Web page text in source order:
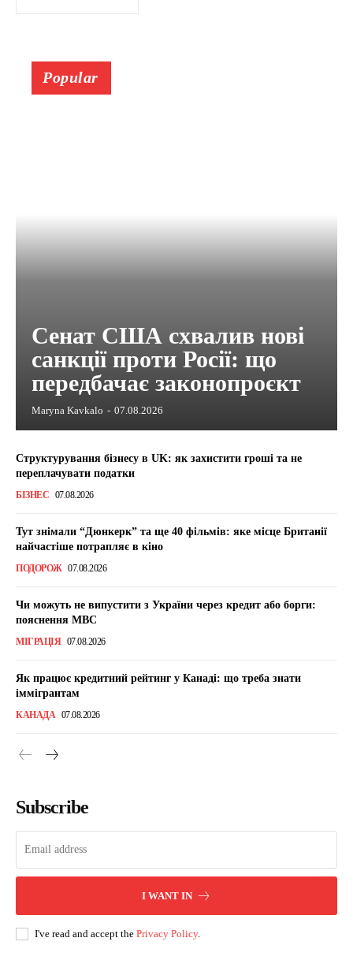
Popular
Сенат США схвалив нові
санкції проти Росії: що
передбачає законопроєкт
Maryna Kavkalo - 07.08.2026
Структурування бізнесу в UK: як захистити гроші та не
переплачувати податки
БІЗНЕС 07.08.2026
Тут знімали “Дюнкерк” та ще 40 фільмів: яке місце Британії
найчастіше потрапляє в кіно
ПОДОРОЖ 07.08.2026
Чи можуть не випустити з України через кредит або борги:
пояснення МВС
МІГРАЦІЯ 07.08.2026
Як працює кредитний рейтинг у Канаді: що треба знати
іммігрантам
КАНАДА 07.08.2026
Subscribe
I WANT IN
I've read and accept the Privacy Policy.